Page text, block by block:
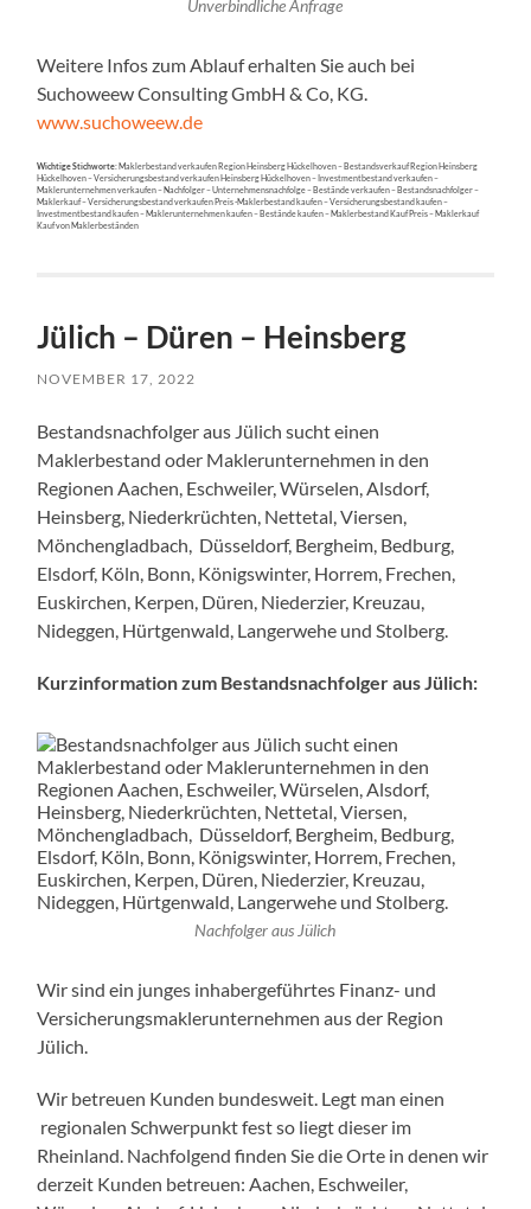
Unverbindliche Anfrage
Weitere Infos zum Ablauf erhalten Sie auch bei
Suchoweew Consulting GmbH & Co, KG.
www.suchoweew.de
Wichtige Stichworte: Maklerbestand verkaufen Region Heinsberg Hückelhoven – Bestandsverkauf Region Heinsberg
Hückelhoven – Versicherungsbestand verkaufen Heinsberg Hückelhoven – Investmentbestand verkaufen –
Maklerunternehmen verkaufen – Nachfolger – Unternehmensnachfolge – Bestände verkaufen – Bestandsnachfolger –
Maklerkauf – Versicherungsbestand verkaufen Preis -Maklerbestand kaufen – Versicherungsbestand kaufen –
Investmentbestand kaufen – Maklerunternehmen kaufen – Bestände kaufen – Maklerbestand Kauf Preis – Maklerkauf
Kauf von Maklerbeständen
Jülich – Düren – Heinsberg
NOVEMBER 17, 2022
Bestandsnachfolger aus Jülich sucht einen
Maklerbestand oder Maklerunternehmen in den
Regionen Aachen, Eschweiler, Würselen, Alsdorf,
Heinsberg, Niederkrüchten, Nettetal, Viersen,
Mönchengladbach, Düsseldorf, Bergheim, Bedburg,
Elsdorf, Köln, Bonn, Königswinter, Horrem, Frechen,
Euskirchen, Kerpen, Düren, Niederzier, Kreuzau,
Nideggen, Hürtgenwald, Langerwehe und Stolberg.
Kurzinformation zum Bestandsnachfolger aus Jülich:
Nachfolger aus Jülich
Wir sind ein junges inhabergeführtes Finanz- und
Versicherungsmaklerunternehmen aus der Region
Jülich.
Wir betreuen Kunden bundesweit. Legt man einen
regionalen Schwerpunkt fest so liegt dieser im
Rheinland. Nachfolgend finden Sie die Orte in denen wir
derzeit Kunden betreuen: Aachen, Eschweiler,